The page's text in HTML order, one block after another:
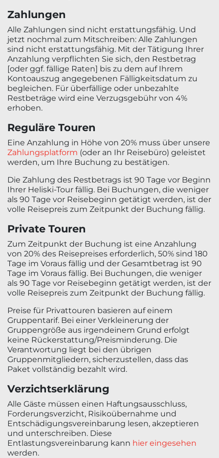
Zahlungen
Alle Zahlungen sind nicht erstattungsfähig. Und
jetzt nochmal zum Mitschreiben: Alle Zahlungen
sind nicht erstattungsfähig. Mit der Tätigung Ihrer
Anzahlung verpflichten Sie sich, den Restbetrag
[oder ggf. fällige Raten] bis zu dem auf Ihrem
Kontoauszug angegebenen Fälligkeitsdatum zu
begleichen. Für überfällige oder unbezahlte
Restbeträge wird eine Verzugsgebühr von 4%
erhoben.
Reguläre Touren
Eine Anzahlung in Höhe von 20% muss über unsere
Zahlungsplatform (oder an Ihr Reisebüro) geleistet
werden, um Ihre Buchung zu bestätigen.
Die Zahlung des Restbetrags ist 90 Tage vor Beginn
Ihrer Heliski-Tour fällig. Bei Buchungen, die weniger
als 90 Tage vor Reisebeginn getätigt werden, ist der
volle Reisepreis zum Zeitpunkt der Buchung fällig.
Private Touren
Zum Zeitpunkt der Buchung ist eine Anzahlung
von 20% des Reisepreises erforderlich, 50% sind 180
Tage im Voraus fällig und der Gesamtbetrag ist 90
Tage im Voraus fällig. Bei Buchungen, die weniger
als 90 Tage vor Reisebeginn getätigt werden, ist der
volle Reisepreis zum Zeitpunkt der Buchung fällig.
Preise für Privattouren basieren auf einem
Gruppentarif. Bei einer Verkleinerung der
Gruppengröße aus irgendeinem Grund erfolgt
keine Rückerstattung/Preisminderung. Die
Verantwortung liegt bei den übrigen
Gruppenmitgliedern, sicherzustellen, dass das
Paket vollständig bezahlt wird.
Verzichtserklärung
Alle Gäste müssen einen Haftungsausschluss,
Forderungsverzicht, Risikoübernahme und
Entschädigungsvereinbarung lesen, akzeptieren
und unterschreiben. Diese
Entlastungsvereinbarung kann hier eingesehen
werden.